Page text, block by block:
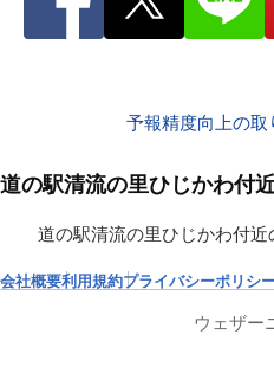
予報精度向上の取
道の駅清流の里ひじかわ付
道の駅清流の里ひじかわ付近
会社概要利用規約プライバシーポリシ
ウェザー